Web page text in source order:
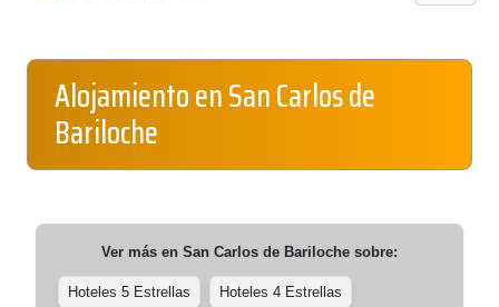
Alojamiento en San Carlos de
Bariloche
Ver más en San Carlos de Bariloche sobre:
Hoteles 5 Estrellas Hoteles 4 Estrellas